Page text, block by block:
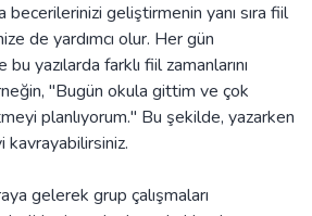
geliştirmenin yanı sıra fiil
de yardımcı olur. Her gün
bu yazılarda farklı fiil zamanlarını
"Bugün okula gittim ve çok
planlıyorum." Bu şekilde, yazarken
kavrayabilirsiniz.
gelerek grup çalışmaları